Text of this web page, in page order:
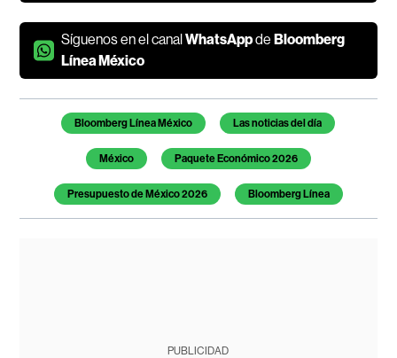
Síguenos en el canalWhatsAppdeBloomberg
Línea México
Temas de este artículo
Bloomberg Línea México Las noticias del día
México Paquete Económico 2026
Presupuesto de México 2026 Bloomberg Línea
PUBLICIDAD